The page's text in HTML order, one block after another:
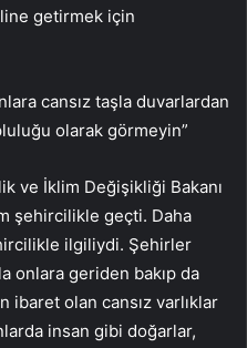
getirmek için
cansız taşla duvarlardan
olarak görmeyin”
ve İklim Değişikliği Bakanı
şehircilikle geçti. Daha
ilgiliydi. Şehirler
onlara geriden bakıp da
ibaret olan cansız varlıklar
insan gibi doğarlar,